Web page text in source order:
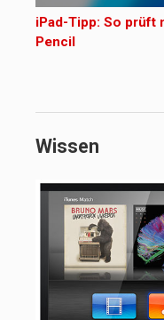
iPad-Tipp: So prüft
Pencil
Wissen